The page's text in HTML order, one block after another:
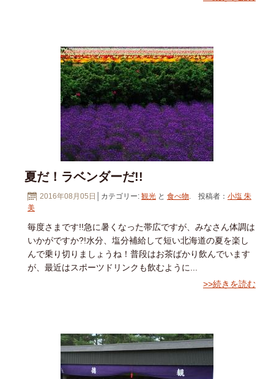
夏だ！ラベンダーだ!!
2016年08月05日 │カテゴリー: 観光 と 食べ物. 投稿者： 小塩 朱
美
毎度さまです!!急に暑くなった帯広ですが、みなさん体調は
いかがですか?!水分、塩分補給して短い北海道の夏を楽し
んで乗り切りましょうね！普段はお茶ばかり飲んでいます
が、最近はスポーツドリンクも飲むように...
>>続きを読む